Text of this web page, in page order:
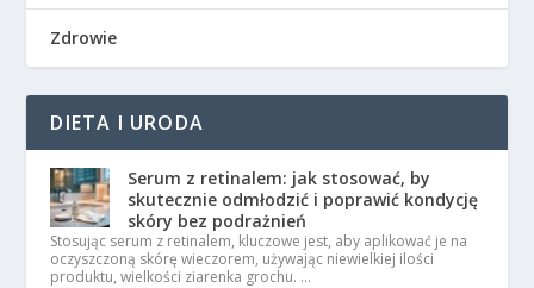
Zdrowie
DIETA I URODA
Serum z retinalem: jak stosować, by
skutecznie odmłodzić i poprawić kondycję
skóry bez podrażnień
Stosując serum z retinalem, kluczowe jest, aby aplikować je na
oczyszczoną skórę wieczorem, używając niewielkiej ilości
produktu, wielkości ziarenka grochu. …